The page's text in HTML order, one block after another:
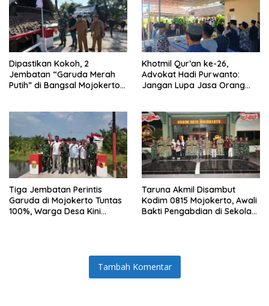
Dipastikan Kokoh, 2
Jembatan “Garuda Merah
Putih” di Bangsal Mojokerto
Khotmil Qur’an ke-26,
Advokat Hadi Purwanto:
Jangan Lupa Jasa Orang
Tiga Jembatan Perintis
Garuda di Mojokerto Tuntas
100%, Warga Desa Kini
Taruna Akmil Disambut
Kodim 0815 Mojokerto, Awali
Bakti Pengabdian di Sekolah
Tambah Komentar